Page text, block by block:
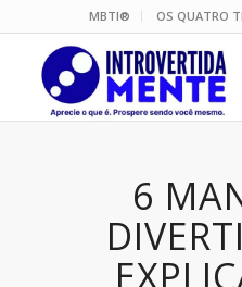
MBTI® OS QUATRO
6